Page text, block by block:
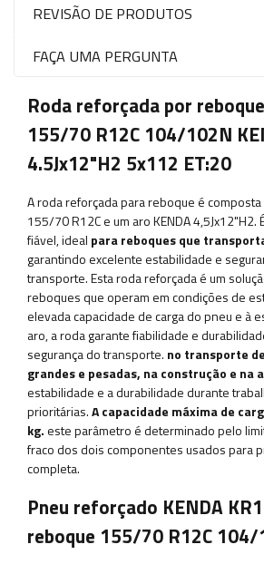
REVISÃO DE PRODUTOS
FAÇA UMA PERGUNTA
Roda reforçada por
155/70 R12C 104/102N
4.5Jx12"H2 5x112 ET:20
A roda reforçada para reboque é composta
155/70 R12C e um aro KENDA 4,5Jx12"H2.
fiável, ideal para reboques que
garantindo excelente estabilidade e
transporte. Esta roda reforçada é um
reboques que operam em condições de
elevada capacidade de carga do pneu e à
aro, a roda garante fiabilidade e
segurança do transporte. no transporte
grandes e pesadas, na construção e na
estabilidade e a durabilidade durante
prioritárias.A capacidade máxima de
kg. este parâmetro é determinado pelo
fraco dos dois componentes usados ​​para
completa.
Pneu reforçado KENDA
reboque 155/70 R12C